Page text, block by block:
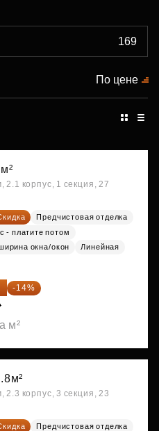
По цене
корпус, 1 секция, 27
Предчистовая отделка
- платите потом
окна/окон
Линейная
-14%
м²
корпус, 3 секция, 23
Предчистовая отделка